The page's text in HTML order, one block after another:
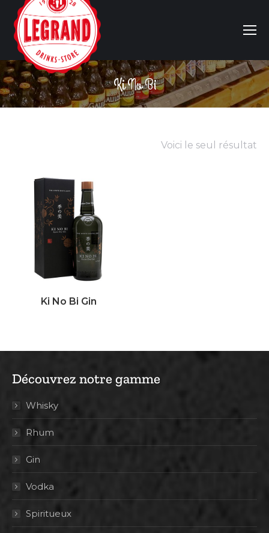
Ki No Bi
Vous êtes ici :
Voici le seul résultat
Ki No Bi Gin
Découvrez notre gamme
Whisky
Rhum
Gin
Vodka
Spiritueux